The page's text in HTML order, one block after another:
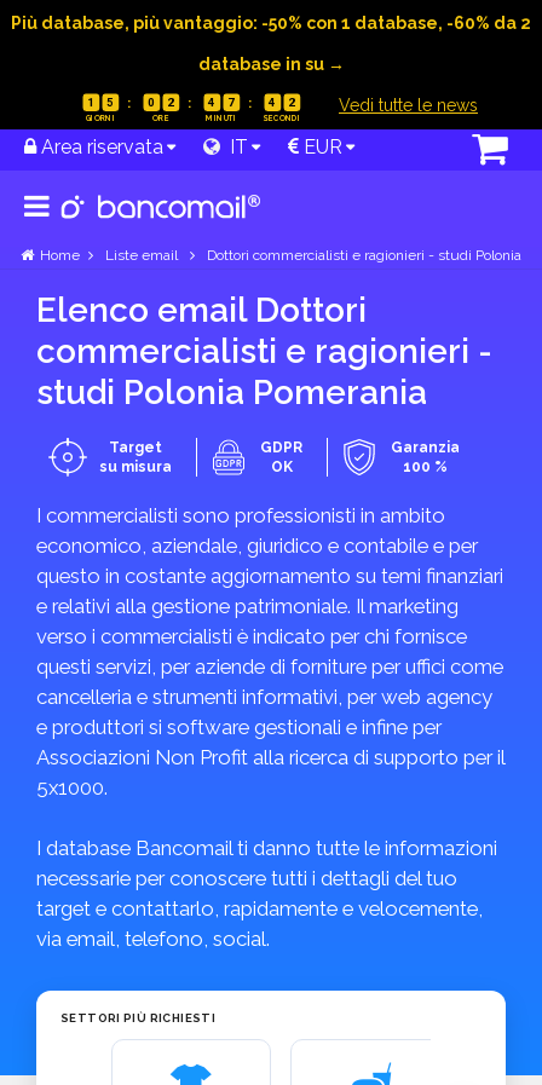
Più database, più vantaggio: -50% con 1 database, -60% da 2
database in su →
1 5 0 2 4 7 4 2 Vedi tutte le news
Area riservata IT EUR
Home Liste email Dottori commercialisti e ragionieri - studi Polonia
Elenco email Dottori
commercialisti e ragionieri -
studi Polonia Pomerania
Target
su misura
GDPR
OK
Garanzia
100 %
I commercialisti sono professionisti in ambito
economico, aziendale, giuridico e contabile e per
questo in costante aggiornamento su temi finanziari
e relativi alla gestione patrimoniale. Il marketing
verso i commercialisti è indicato per chi fornisce
questi servizi, per aziende di forniture per uffici come
cancelleria e strumenti informativi, per web agency
e produttori si software gestionali e infine per
Associazioni Non Profit alla ricerca di supporto per il
5x1000.
I database Bancomail ti danno tutte le informazioni
necessarie per conoscere tutti i dettagli del tuo
target e contattarlo, rapidamente e velocemente,
via email, telefono, social.
SETTORI PIÙ RICHIESTI